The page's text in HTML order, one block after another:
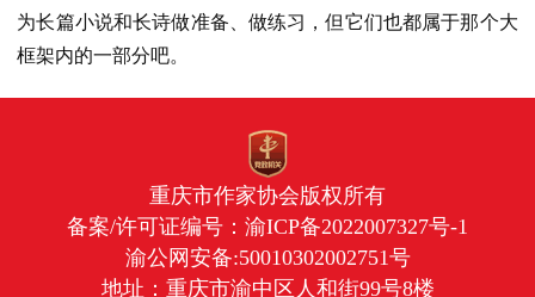
为长篇小说和长诗做准备、做练习，但它们也都属于那个大
框架内的一部分吧。
重庆市作家协会版权所有
备案/许可证编号： 渝ICP备2022007327号-1
渝公网安备:50010302002751号
地址：重庆市渝中区人和街99号8楼